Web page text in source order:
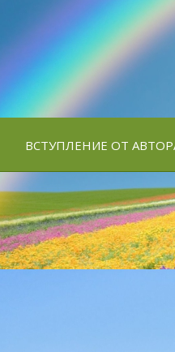
ВСТУПЛЕНИЕ ОТ